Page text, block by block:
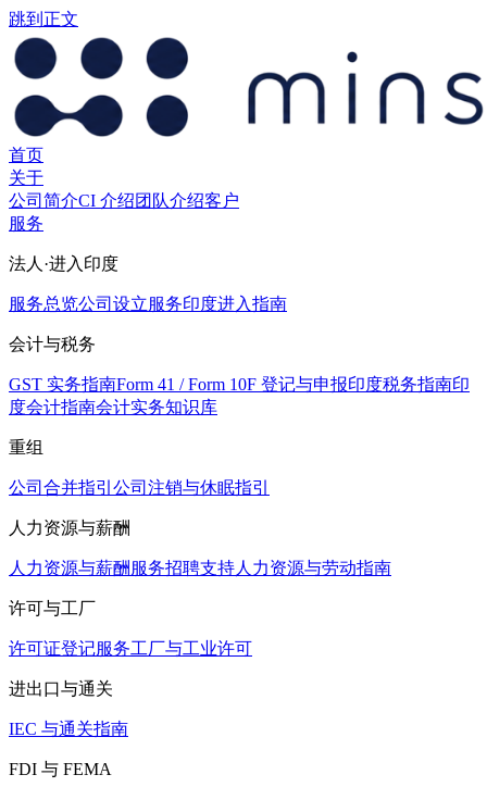
跳到正文
首页
关于
公司简介CI 介绍团队介绍客户
服务
法人·进入印度
服务总览公司设立服务印度进入指南
会计与税务
GST 实务指南Form 41 / Form 10F 登记与申报印度税务指南印
度会计指南会计实务知识库
重组
公司合并指引 公司注销与休眠指引
人力资源与薪酬
人力资源与薪酬服务招聘支持人力资源与劳动指南
许可与工厂
许可证登记服务工厂与工业许可
进出口与通关
IEC 与通关指南
FDI 与 FEMA